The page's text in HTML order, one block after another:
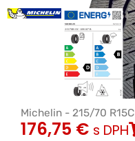
Michelin - 215/70
176,75 € s DPH